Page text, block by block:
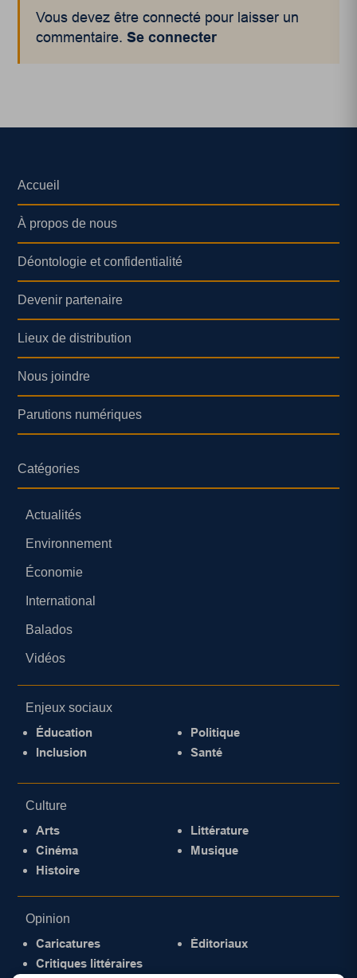
Vous devez être connecté pour laisser un
commentaire.Se connecter
Accueil
À propos de nous
Déontologie et confidentialité
Devenir partenaire
Lieux de distribution
Nous joindre
Parutions numériques
Catégories
Actualités
Environnement
Économie
International
Balados
Vidéos
Enjeux sociaux
Éducation
Inclusion
Politique
Santé
Culture
Arts
Cinéma
Histoire
Littérature
Musique
Opinion
Caricatures
Critiques littéraires
Éditoriaux